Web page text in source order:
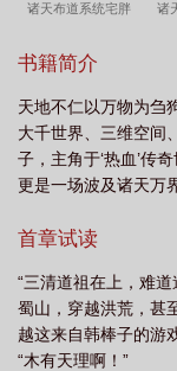
诸天布道系统宅胖 诸
天布道系统好看吗
先天不灭灵光 诸天步
阅读
书籍简介
天地不仁以万物为刍
大千世界、三维空间
子，主角于‘热血’传
更是一场波及诸天万
首章试读
“三清道祖在上，难
蜀山，穿越洪荒，甚
越这来自韩棒子的
“木有天理啊！”